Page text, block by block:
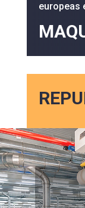
europeas